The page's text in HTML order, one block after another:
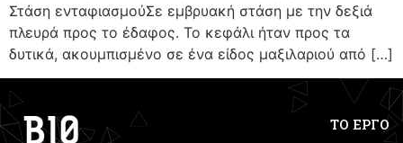
Στάση ενταφιασμούΣε εμβρυακή στάση με την δεξιά
πλευρά προς το έδαφος. Το κεφάλι ήταν προς τα
δυτικά, ακουμπισμένο σε ένα είδος μαξιλαριού από […]
ΤΟ ΕΡΓΟ